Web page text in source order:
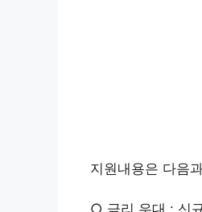
지원내용은 다음